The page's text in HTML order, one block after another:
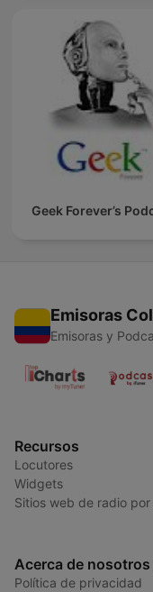
Geek Forever’s
Emisoras
Emisoras y
Recursos
Locutores
Widgets
Sitios web de radio
Acerca de
Política de privacidad